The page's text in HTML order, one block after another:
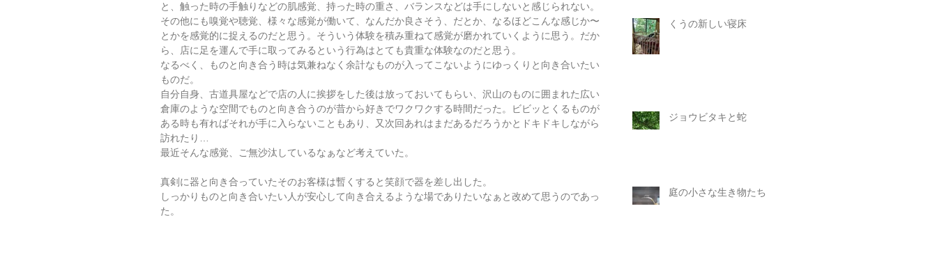
と、触った時の手触りなどの肌感覚、持った時の重さ、バランスなどは手にしないと感じられない。
その他にも嗅覚や聴覚、様々な感覚が働いて、なんだか良さそう、だとか、なるほどこんな感じか〜
とかを感覚的に捉えるのだと思う。そういう体験を積み重ねて感覚が磨かれていくように思う。だか
ら、店に足を運んで手に取ってみるという行為はとても貴重な体験なのだと思う。
なるべく、ものと向き合う時は気兼ねなく余計なものが入ってこないようにゆっくりと向き合いたい
ものだ。
自分自身、古道具屋などで店の人に挨拶をした後は放っておいてもらい、沢山のものに囲まれた広い
倉庫のような空間でものと向き合うのが昔から好きでワクワクする時間だった。ビビッとくるものが
ある時も有ればそれが手に入らないこともあり、又次回あれはまだあるだろうかとドキドキしながら
訪れたり…
最近そんな感覚、ご無沙汰しているなぁなど考えていた。
真剣に器と向き合っていたそのお客様は暫くすると笑顔で器を差し出した。
しっかりものと向き合いたい人が安心して向き合えるような場でありたいなぁと改めて思うのであっ
た。
くうの新しい寝床
ジョウビタキと蛇
庭の小さな生き物たち